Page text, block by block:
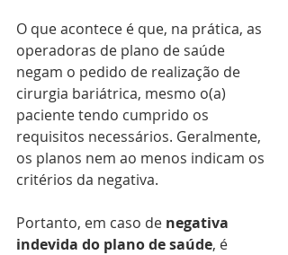
O que acontece é que, na prática, as
operadoras de plano de saúde
negam o pedido de realização de
cirurgia bariátrica, mesmo o(a)
paciente tendo cumprido os
requisitos necessários. Geralmente,
os planos nem ao menos indicam os
critérios da negativa.
Portanto, em caso de negativa
indevida do plano de saúde, é